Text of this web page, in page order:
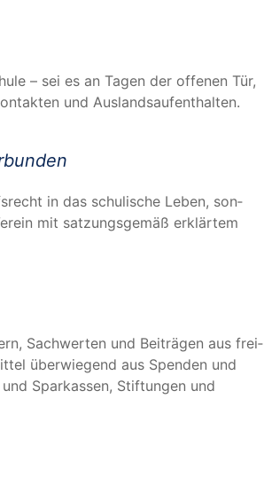
– sei es an Tagen der offe­nen Tür,
und Auslandsaufenthalten.
in das schu­li­sche Leben, son­
mit sat­zungs­ge­mäß erklär­tem
Sach­wer­ten und Bei­trä­gen aus frei­
über­wie­gend aus Spen­den und
Spar­kas­sen, Stif­tun­gen und